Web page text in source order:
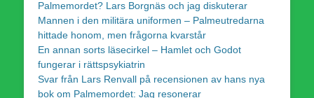
Palmemordet? Lars Borgnäs och jag diskuterar
Mannen i den militära uniformen – Palmeutredarna
hittade honom, men frågorna kvarstår
En annan sorts läsecirkel – Hamlet och Godot
fungerar i rättspsykiatrin
Svar från Lars Renvall på recensionen av hans nya
bok om Palmemordet: Jag resonerar